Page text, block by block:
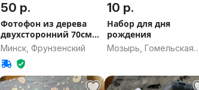
50 р.
Фотофон из дерева
двухсторонний 70см
на 70см
Минск, Фрунзенский
10 р.
Набор для дня
рождения
Мозырь, Гомельская